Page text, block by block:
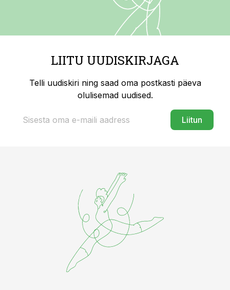
LIITU UUDISKIRJAGA
Telli uudiskiri ning saad oma postkasti päeva
olulisemad uudised.
Liitun